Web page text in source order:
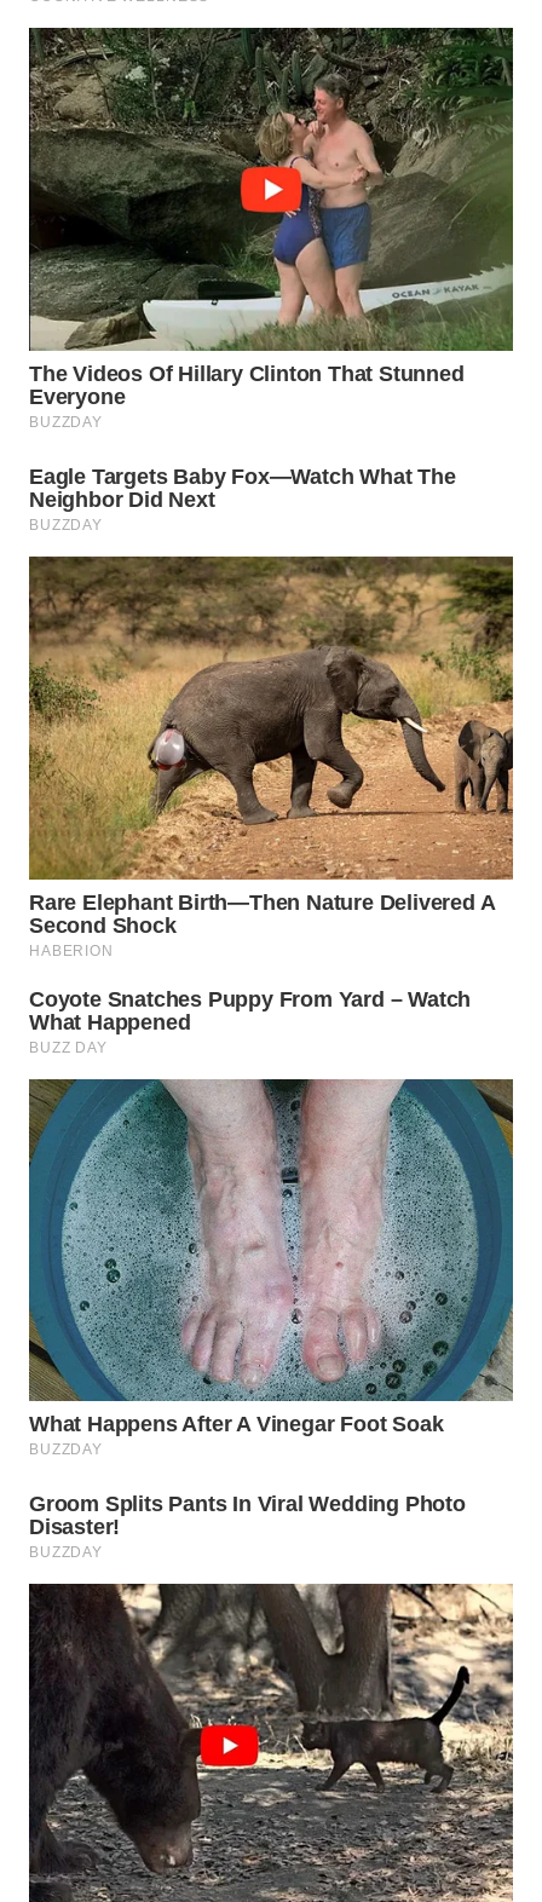
WN
LANGKAT
WN
TAPANULI
SELATAN
WN
TANJUNG
LESUNG
WN
KARO
WN
SIMALUNGUN
WN
LABUHANBATU
WN
TAPANULI
TENGAH
WN DELI
SERDANG
WN
TEBING
TINGGI
PAKPAK
KARAWANG
WN
BEKASI
WN
BOGOR
WN
DEPOK
WN
TAPANULI
WN
SAMOSIR
WN
PADANG
LAWAS
WN
SUMEDANG
WN
CIANJUR